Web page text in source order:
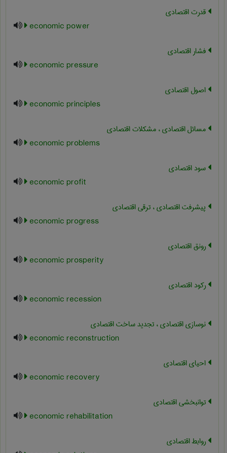
قدرت اقتصادی
economic power
فشار اقتصادی
economic pressure
اصول اقتصادی
economic principles
مسائل اقتصادی ، مشکلات اقتصادی
economic problems
سود اقتصادی
economic profit
پیشرفت اقتصادی ، ترقی اقتصادی
economic progress
رونق اقتصادی
economic prosperity
رکود اقتصادی
economic recession
نوسازی اقتصادی ، تجدید ساخت اقتصادی
economic reconstruction
احیای اقتصادی
economic recovery
توانبخشی اقتصادی
economic rehabilitation
روابط اقتصادی